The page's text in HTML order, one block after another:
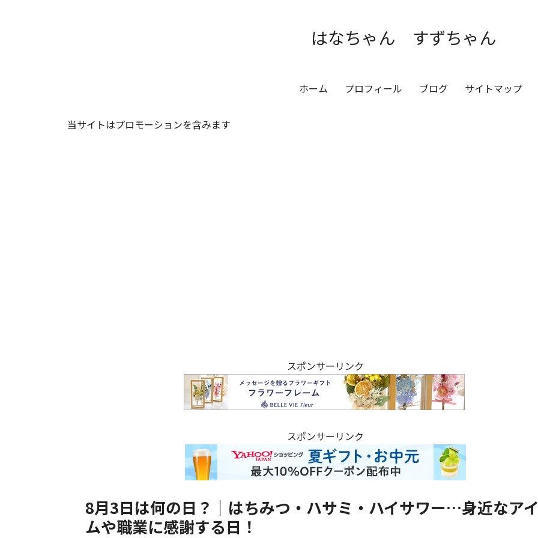
はなちゃん すずちゃん
ホーム プロフィール ブログ サイトマップ
当サイトはプロモーションを含みます
スポンサーリンク
スポンサーリンク
8月3日は何の日？｜はちみつ・ハサミ・ハイサワー…身近なア
ムや職業に感謝する日！